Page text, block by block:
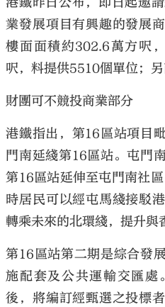
業發展項目有興趣的發展
樓面面積約302.6萬方呎
呎，料提供5510個單位；
財團可不競投商業部分
港鐵指出，第16區站項目
門南延綫第16區站。屯門
第16區站延伸至屯門南社
時居民可以經屯馬綫接駁
轉乘未來的北環綫，提升與
第16區站第二期是綜合發
施配套及公共運輸交匯處
後，將編訂經甄選之投標